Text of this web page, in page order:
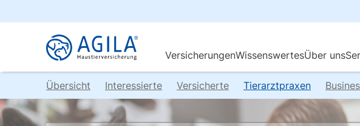
Übersicht Interessierte Versicherte Tierarztpraxen